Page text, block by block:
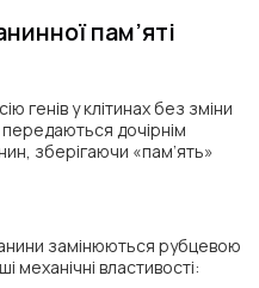
пам’яті
генів у клітинах без зміни
передаються дочірнім
зберігаючи «пам’ять»
замінюються рубцевою
механічні властивості: